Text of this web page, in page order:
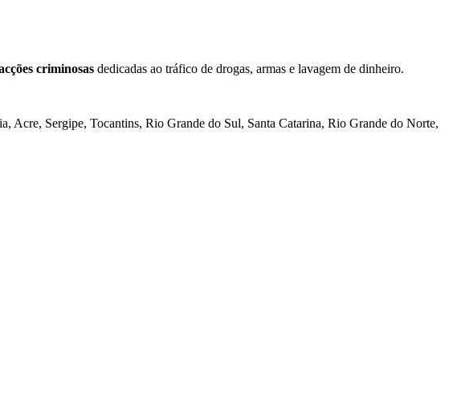
criminosas dedicadas ao tráfico de drogas, armas e lavagem de dinheiro.
Acre, Sergipe, Tocantins, Rio Grande do Sul, Santa Catarina, Rio Grande do Norte,